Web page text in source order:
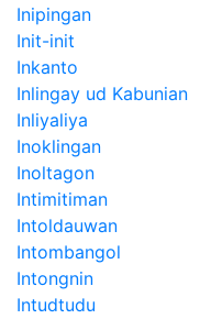
Inipingan
Init-init
Inkanto
Inlingay ud Kabunian
Inliyaliya
Inoklingan
Inoltagon
Intimitiman
Intoldauwan
Intombangol
Intongnin
Intudtudu